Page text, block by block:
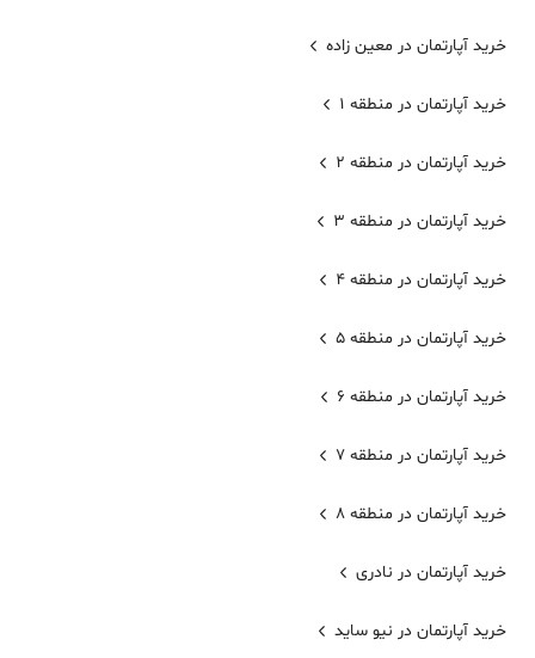
خرید آپارتمان در معین زاده
خرید آپارتمان در منطقه 1
خرید آپارتمان در منطقه 2
خرید آپارتمان در منطقه 3
خرید آپارتمان در منطقه 4
خرید آپارتمان در منطقه 5
خرید آپارتمان در منطقه 6
خرید آپارتمان در منطقه 7
خرید آپارتمان در منطقه 8
خرید آپارتمان در نادری
خرید آپارتمان در نیو ساید